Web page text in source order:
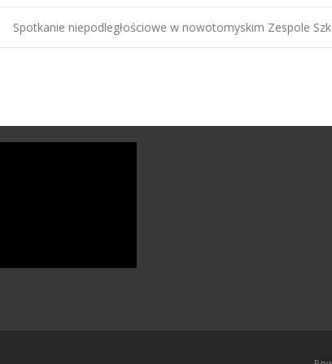
Spotkanie niepodległościowe w nowotomyskim Zespole